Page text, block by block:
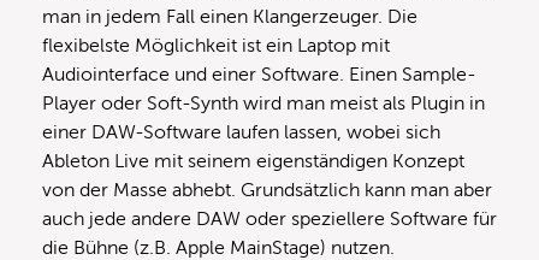
man in jedem Fall einen Klangerzeuger. Die
flexibelste Möglichkeit ist ein Laptop mit
Audiointerface und einer Software. Einen Sample-
Player oder Soft-Synth wird man meist als Plugin in
einer DAW-Software laufen lassen, wobei sich
Ableton Live mit seinem eigenständigen Konzept
von der Masse abhebt. Grundsätzlich kann man aber
auch jede andere DAW oder speziellere Software für
die Bühne (z.B. Apple MainStage) nutzen.